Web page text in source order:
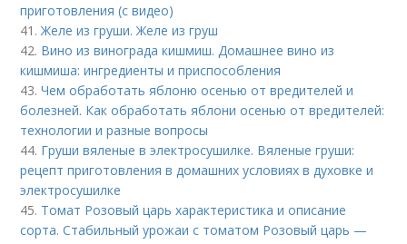
приготовления (с видео)
41.Желе из груши. Желе из груш
42. Вино из винограда кишмиш. Домашнее вино из
кишмиша: ингредиенты и приспособления
43.Чем обработать яблоню осенью от вредителей и
болезней. Как обработать яблони осенью от вредителей:
технологии и разные вопросы
44. Груши вяленые в электросушилке. Вяленые груши:
рецепт приготовления в домашних условиях в духовке и
электросушилке
45. Томат Розовый царь характеристика и описание
сорта. Стабильный урожаи с томатом Розовый царь —